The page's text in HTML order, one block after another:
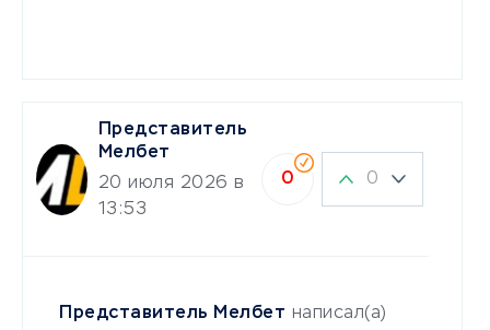
Представитель
Мелбет
20 июля 2026 в
13:53
0 0
Представитель Мелбет написал(а)